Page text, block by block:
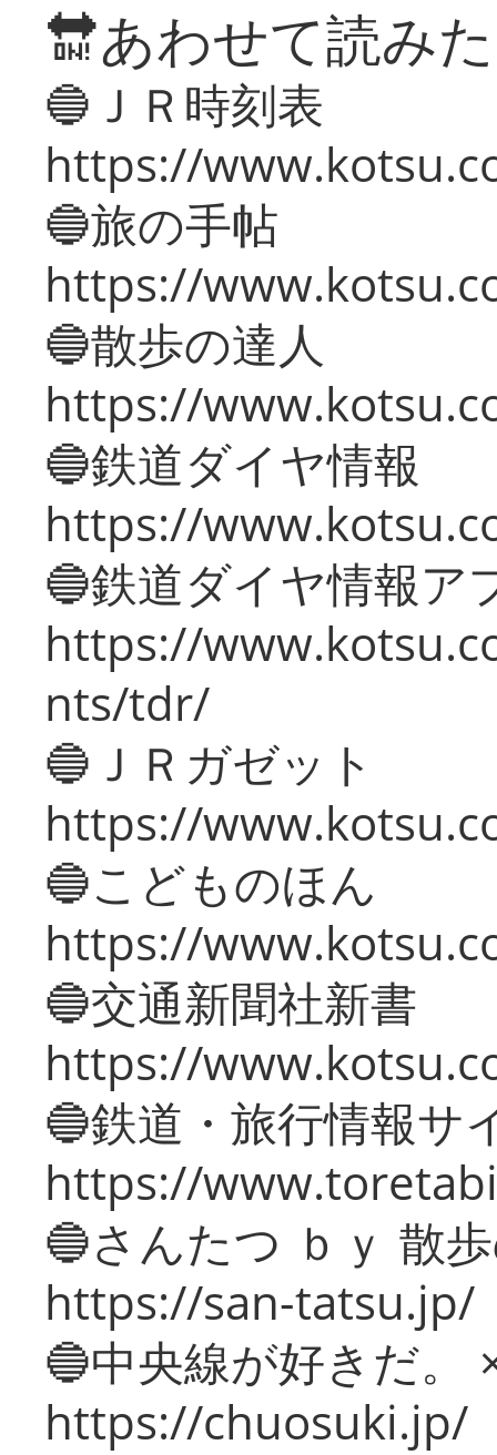
🔛あわせて読み
🔵ＪＲ時刻表
https://
🔵旅の手帖
https://
🔵散歩の達人
https://
🔵鉄道ダイヤ情報
https://
🔵鉄道ダイヤ情報ア
https://
nts/tdr/
🔵ＪＲガゼット
https://
🔵こどものほん
https://
🔵交通新聞社新書
https://
🔵鉄道・旅行情報サ
https://
🔵さんたつ ｂｙ 散
https://san-tatsu.jp/
🔵中央線が好きだ。
https://chuosuki.jp/